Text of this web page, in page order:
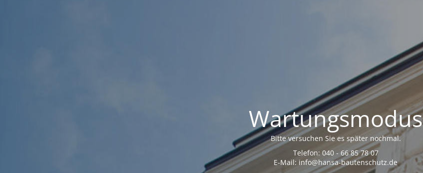
Wartungsmodus
Bitte versuchen Sie es später nochmal.
Telefon: 040 - 66 85 78 07
E-Mail: info@hansa-bautenschutz.de